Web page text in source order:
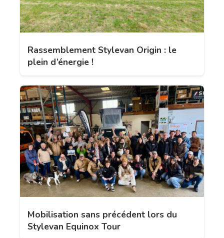
Rassemblement Stylevan Origin : le
plein d’énergie !
Mobilisation sans précédent lors du
Stylevan Equinox Tour